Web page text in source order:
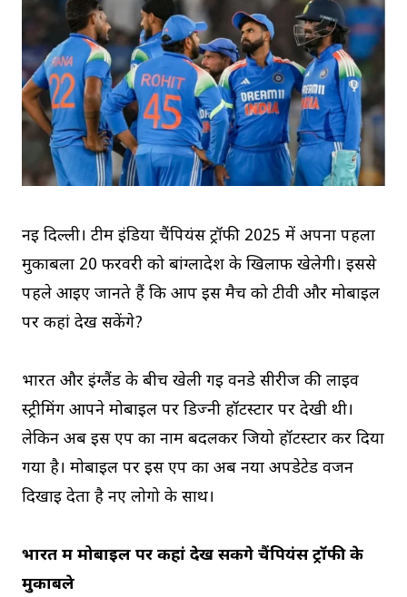
नई दिल्ली। टीम इंडिया चैंपियंस ट्रॉफी 2025 में अपना पहला
मुकाबला 20 फरवरी को बांग्लादेश के खिलाफ खेलेगी। इससे
पहले आइए जानते हैं कि आप इस मैच को टीवी और मोबाइल
पर कहां देख सकेंगे?
भारत और इंग्लैंड के बीच खेली गई वनडे सीरीज की लाइव
स्ट्रीमिंग आपने मोबाइल पर डिज्नी हॉटस्टार पर देखी थी।
लेकिन अब इस एप का नाम बदलकर जियो हॉटस्टार कर दिया
गया है। मोबाइल पर इस एप का अब नया अपडेटेड वर्जन
दिखाई देता है नए लोगो के साथ।
भारत में मोबाइल पर कहां देख सकेंगे चैंपियंस ट्रॉफी के
मुकाबले